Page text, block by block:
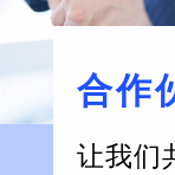
合作
让我们